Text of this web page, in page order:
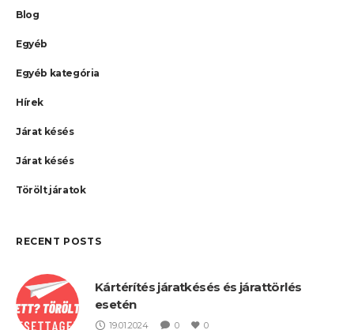
Blog
Egyéb
Egyéb kategória
Hírek
Járat késés
Járat késés
Törölt járatok
RECENT POSTS
Kártérítés járatkésés és járattörlés
esetén
19.01.2024 0 0